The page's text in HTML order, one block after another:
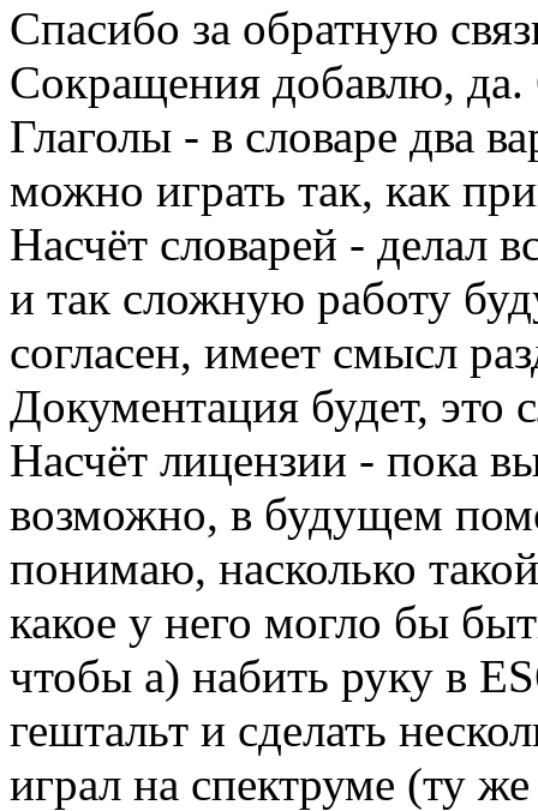
Спасибо за обратную
Сокращения добавлю,
Глаголы - в словаре два
можно играть так, как
Насчёт словарей - делал
и так сложную работу
согласен, имеет смысл
Документация будет,
Насчёт лицензии - пока
возможно, в будущем
понимаю, насколько
какое у него могло бы
чтобы а) набить руку в
гештальт и сделать
играл на спектруме (ту